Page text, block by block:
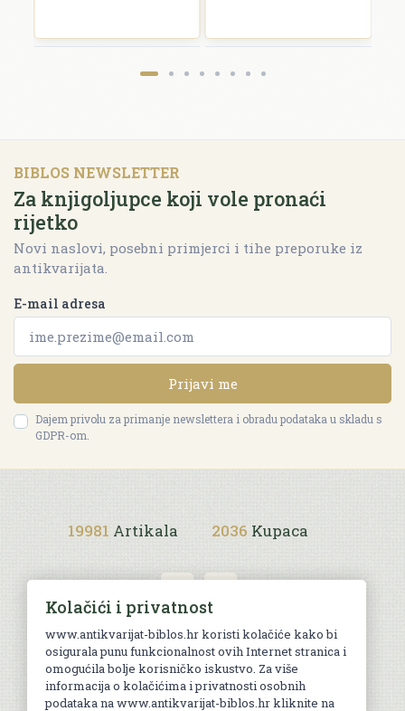
BIBLOS NEWSLETTER
Za knjigoljupce koji vole pronaći
rijetko
Novi naslovi, posebni primjerci i tihe preporuke iz
antikvarijata.
E-mail adresa
Prijavi me
Dajem privolu za primanje newslettera i obradu podataka u skladu s
GDPR-om.
19981 Artikala 2036 Kupaca
Uvjeti kupnje
Kolačići i privatnost
www.antikvarijat-biblos.hr koristi kolačiće kako bi
osigurala punu funkcionalnost ovih Internet stranica i
omogućila bolje korisničko iskustvo. Za više
informacija o kolačićima i privatnosti osobnih
podataka na www.antikvarijat-biblos.hr kliknite na